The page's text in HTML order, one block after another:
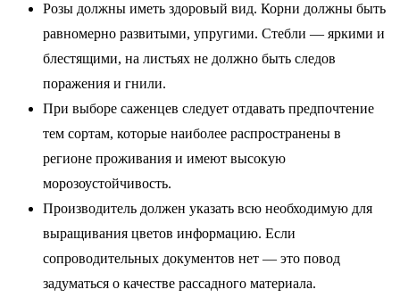
Розы должны иметь здоровый вид. Корни должны быть
равномерно развитыми, упругими. Стебли — яркими и
блестящими, на листьях не должно быть следов
поражения и гнили.
При выборе саженцев следует отдавать предпочтение
тем сортам, которые наиболее распространены в
регионе проживания и имеют высокую
морозоустойчивость.
Производитель должен указать всю необходимую для
выращивания цветов информацию. Если
сопроводительных документов нет — это повод
задуматься о качестве рассадного материала.